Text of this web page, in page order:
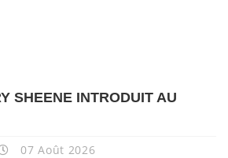
SHEENE INTRODUIT AU
07 Août 2026